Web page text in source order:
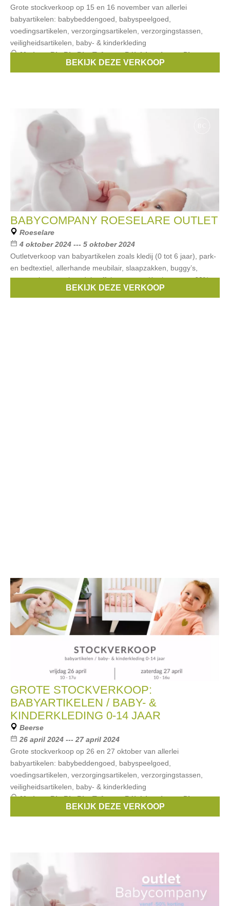
Grote stockverkoop op 15 en 16 november van allerlei
babyartikelen: babybeddengoed, babyspeelgoed,
voedingsartikelen, verzorgingsartikelen, verzorgingstassen,
veiligheidsartikelen, baby- & kinderkleding
Merken:Bla Bla Bla,Taf toys,Bébé-jou,boon,Plum
BEKIJK DEZE VERKOOP
BABYCOMPANY ROESELARE OUTLET
Roeselare
4 oktober 2024 --- 5 oktober 2024
Outletverkoop van babyartikelen zoals kledij (0 tot 6 jaar), park-
en bedtextiel, allerhande meubilair, slaapzakken, buggy’s,
autostoelen, speelgoed, knuffels en meer. Kortingen tot -60%
,MAXI-COSI,Cybex,Quax,PERICLES
BEKIJK DEZE VERKOOP
GROTE STOCKVERKOOP:
BABYARTIKELEN / BABY- &
KINDERKLEDING 0-14 JAAR
Beerse
26 april 2024 --- 27 april 2024
Grote stockverkoop op 26 en 27 oktober van allerlei
babyartikelen: babybeddengoed, babyspeelgoed,
voedingsartikelen, verzorgingsartikelen, verzorgingstassen,
veiligheidsartikelen, baby- & kinderkleding
Merken:Bla Bla Bla,Taf toys,Bébé-jou,boon,Plum
BEKIJK DEZE VERKOOP